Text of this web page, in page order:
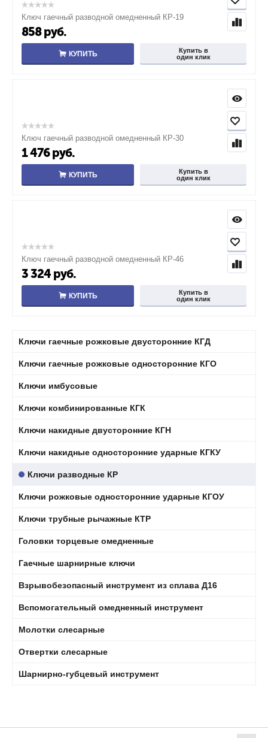
Ключ гаечный разводной омедненный КР-19
858 руб.
КУПИТЬ
Купить в
один клик
Ключ гаечный разводной омедненный КР-30
1 476 руб.
КУПИТЬ
Купить в
один клик
Ключ гаечный разводной омедненный КР-46
3 324 руб.
КУПИТЬ
Купить в
один клик
Ключи гаечные рожковые двусторонние КГД
Ключи гаечные рожковые односторонние КГО
Ключи имбусовые
Ключи комбинированные КГК
Ключи накидные двусторонние КГН
Ключи накидные односторонние ударные КГКУ
Ключи разводные КР
Ключи рожковые односторонние ударные КГОУ
Ключи трубные рычажные КТР
Головки торцевые омедненные
Гаечные шарнирные ключи
Взрывобезопасный инструмент из сплава Д16
Вспомогательный омедненный инструмент
Молотки слесарные
Отвертки слесарные
Шарнирно-губцевый инструмент